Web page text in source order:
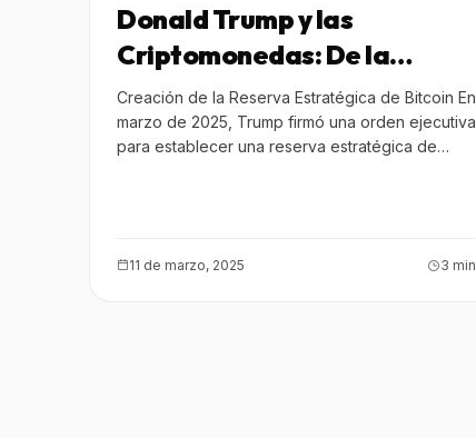
Donald Trump y las
Criptomonedas: De la
Reserva Estratégica a la
Controversia del Memecoin
Creación de la Reserva Estratégica de Bitcoin En
marzo de 2025, Trump firmó una orden ejecutiva
para establecer una reserva estratégica de…
11 de marzo, 2025 3 min